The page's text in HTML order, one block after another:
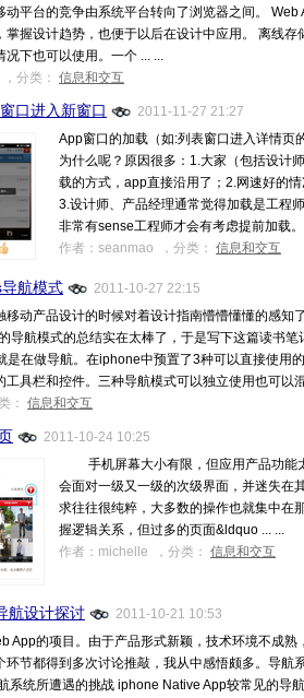
动平台的竞争由系统平台转向了浏览器之间。
掌握设计趋势，也便于以后在设计中应用。 离线
况下也可以使用。一个 ... ...
分类： 信息和交互
口进入新窗口
2011-11-27 21:27
App窗口的加载（如:列表窗口进入详情
为什么呢？原因很多：1.大家（包括设计
载的方式，app直接沿用了；2.网速好的
3.设计师、产品经理通常觉得加载是工程
非常有sense工程师才会有考虑提前加载
作者：seanmao ，分类： 信息和交互
航模式
2011-10-27 22:15
移动产品设计的时候对着设计指南懵懵懂懂的感知
导航模式的总结实在太棒了，于是写下这篇读书
是在做导航。在iphone中预置了3种可以直接使用
工具栏和控件。三种导航模式可以独立使用也可以
： 信息和交互
2011-10-24 10:25
手机屏幕大小有限，但应用产品功能
会面对一级又一级的次级界面，并迷失
求往往很纯粹，大多数的操作也就集中在
握逻辑关系，但过多的页面&ldquo ... ...
作者：michelle ，分类： 信息和交互
航设计探讨
2011-10-21 10:53
App的项目。由于产品形式新颖，技术环境不成
环节都得到多次讨论推敲，我从中感悟颇多。导航
系统所遭遇的挑战 iphone Native App较常见的导